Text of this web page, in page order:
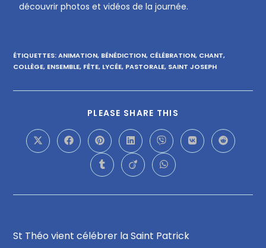
découvrir photos et vidéos de la journée.
ÉTIQUETTES:ANIMATION, BÉNÉDICTION, CÉLÉBRATION, CHANT,
COLLÈGE, ENSEMBLE, FÊTE, LYCÉE, PASTORALE, SAINT JOSEPH
PLEASE SHARE THIS
St Théo vient célébrer la Saint Patrick